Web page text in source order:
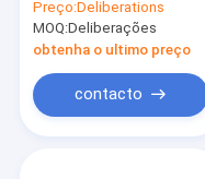
cilindro de freio do
reboque da polegada
dos parafusos
prisioneiros 12x2
Preço:Deliberations
MOQ:Deliberações
obtenha o ultimo preço
contacto